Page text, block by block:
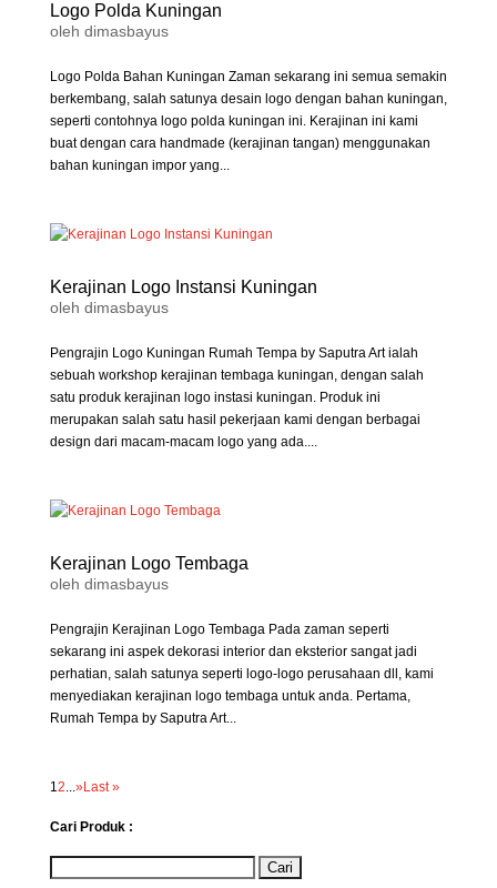
Logo Polda Kuningan
oleh dimasbayus
Logo Polda Bahan Kuningan Zaman sekarang ini semua semakin
berkembang, salah satunya desain logo dengan bahan kuningan,
seperti contohnya logo polda kuningan ini. Kerajinan ini kami
buat dengan cara handmade (kerajinan tangan) menggunakan
bahan kuningan impor yang...
Kerajinan Logo Instansi Kuningan
oleh dimasbayus
Pengrajin Logo Kuningan Rumah Tempa by Saputra Art ialah
sebuah workshop kerajinan tembaga kuningan, dengan salah
satu produk kerajinan logo instasi kuningan. Produk ini
merupakan salah satu hasil pekerjaan kami dengan berbagai
design dari macam-macam logo yang ada....
Kerajinan Logo Tembaga
oleh dimasbayus
Pengrajin Kerajinan Logo Tembaga Pada zaman seperti
sekarang ini aspek dekorasi interior dan eksterior sangat jadi
perhatian, salah satunya seperti logo-logo perusahaan dll, kami
menyediakan kerajinan logo tembaga untuk anda. Pertama,
Rumah Tempa by Saputra Art...
12...»Last »
Cari Produk :